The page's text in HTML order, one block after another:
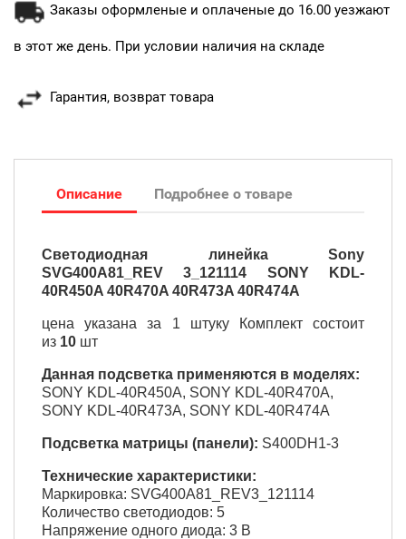
Заказы оформленые и оплаченые до 16.00 уезжают
в этот же день. При условии наличия на складе
Гарантия, возврат товара
Описание Подробнее о товаре
Светодиодная линейка Sony
SVG400A81_REV 3_121114 SONY KDL-
40R450A 40R470A 40R473A 40R474A
цена указана за 1 штуку Комплект состоит
из 10 шт
Данная подсветка применяются в моделях:
SONY KDL-40R450A, SONY KDL-40R470A,
SONY KDL-40R473A, SONY KDL-40R474A
Подсветка матрицы (панели): S400DH1-3
Технические характеристики:
Маркировка: SVG400A81_REV3_121114
Количество светодиодов: 5
Напряжение одного диода: 3 В